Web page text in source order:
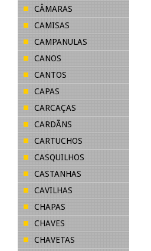
CÂMARAS
CAMISAS
CAMPANULAS
CANOS
CANTOS
CAPAS
CARCAÇAS
CARDÃNS
CARTUCHOS
CASQUILHOS
CASTANHAS
CAVILHAS
CHAPAS
CHAVES
CHAVETAS